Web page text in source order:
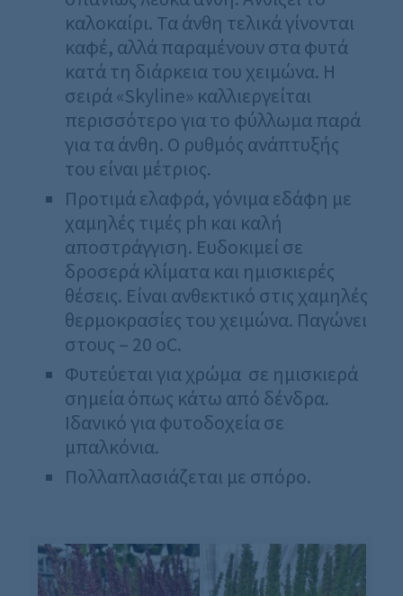
καλοκαίρι. Τα άνθη τελικά γίνονται
καφέ, αλλά παραμένουν στα φυτά
κατά τη διάρκεια του χειμώνα. Η
σειρά «Skyline» καλλιεργείται
περισσότερο για το φύλλωμα παρά
για τα άνθη. Ο ρυθμός ανάπτυξής
του είναι μέτριος.
Προτιμά ελαφρά, γόνιμα εδάφη με
χαμηλές τιμές ph και καλή
αποστράγγιση. Ευδοκιμεί σε
δροσερά κλίματα και ημισκιερές
θέσεις. Είναι ανθεκτικό στις χαμηλές
θερμοκρασίες του χειμώνα. Παγώνει
στους – 20 οC.
Φυτεύεται για χρώμα σε ημισκιερά
σημεία όπως κάτω από δένδρα.
Ιδανικό για φυτοδοχεία σε
μπαλκόνια.
Πολλαπλασιάζεται με σπόρο.